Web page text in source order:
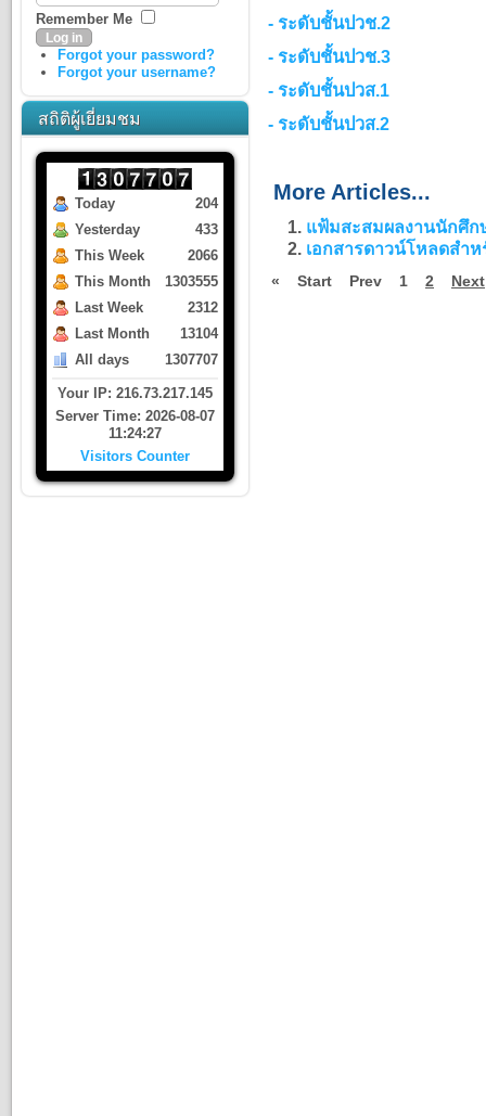
Remember Me
Forgot your password?
Forgot your username?
สถิติผู้เยี่ยมชม
Today
Yesterday
This Week
This Month
Last Week
Last Month
All days
204
433
2066
1303555
2312
13104
1307707
Your IP: 216.73.217.145
Server Time: 2026-08-07
11:24:27
Visitors Counter
- ระดับชั้นปวช.2
- ระดับชั้นปวช.3
- ระดับชั้นปวส.1
- ระดับชั้นปวส.2
More Articles...
แฟ้มสะสมผลงานนักศึก
เอกสารดาวน์โหลดสำ
« Start Prev 1 2 Next